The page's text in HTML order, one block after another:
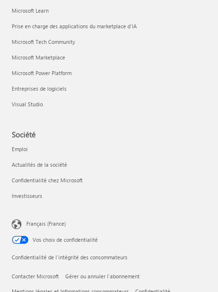
Microsoft Learn
Prise en charge des applications du marketplace d’IA
Microsoft Tech Community
Microsoft Marketplace
Microsoft Power Platform
Entreprises de logiciels
Visual Studio
Société
Emploi
Actualités de la société
Confidentialité chez Microsoft
Investisseurs
Français (France)
Vos choix de confidentialité
Confidentialité de l’intégrité des consommateurs
Contacter Microsoft Gérer ou annuler l’abonnement